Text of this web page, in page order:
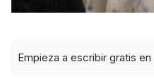
Empieza a escribir gratis en